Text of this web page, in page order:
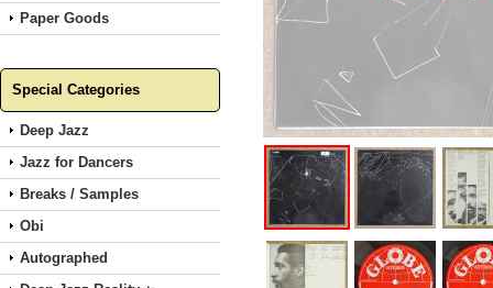
Paper Goods
Special Categories
Deep Jazz
Jazz for Dancers
Breaks / Samples
Obi
Autographed